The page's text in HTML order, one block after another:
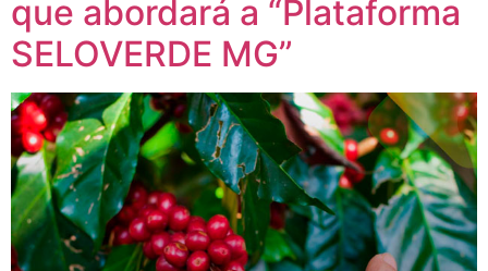
que abordará a “Plataforma
SELOVERDE MG”